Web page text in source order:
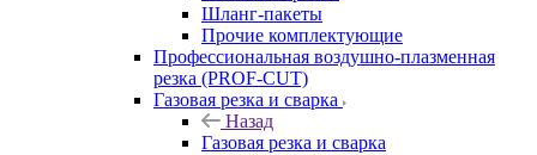
Шланг-пакеты
Прочие комплектующие
Профессиональная воздушно-плазменная
резка (PROF-CUT)
Газовая резка и сварка
Назад
Газовая резка и сварка